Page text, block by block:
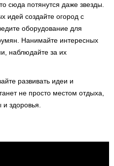
сюда потянутся даже звезды.
идей создайте огород с
оборудование для
Нанимайте интересных
наблюдайте за их
развивать идеи и
не просто местом отдыха,
здоровья.